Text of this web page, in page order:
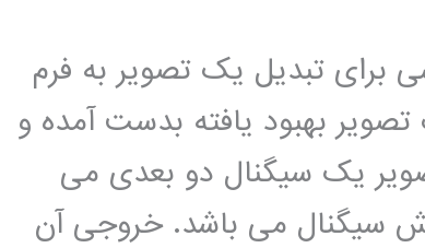
برای تبدیل یک تصویر به فرم
بهبود یافته بدست آمده و
یک سیگنال دو بعدی می
سیگنال می باشد. خروجی آن